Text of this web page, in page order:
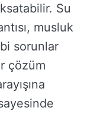
Su
musluk
sorunlar
çözüm